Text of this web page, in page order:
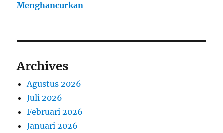
Menghancurkan
Archives
Agustus 2026
Juli 2026
Februari 2026
Januari 2026